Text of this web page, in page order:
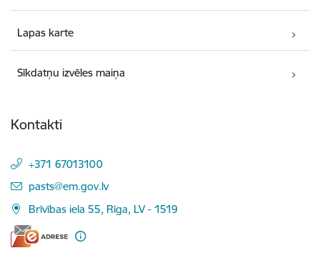
Lapas karte
Sīkdatņu izvēles maiņa
Kontakti
+371 67013100
E-pasts:
pasts@em.gov.lv
Brīvības iela 55, Rīga, LV - 1519